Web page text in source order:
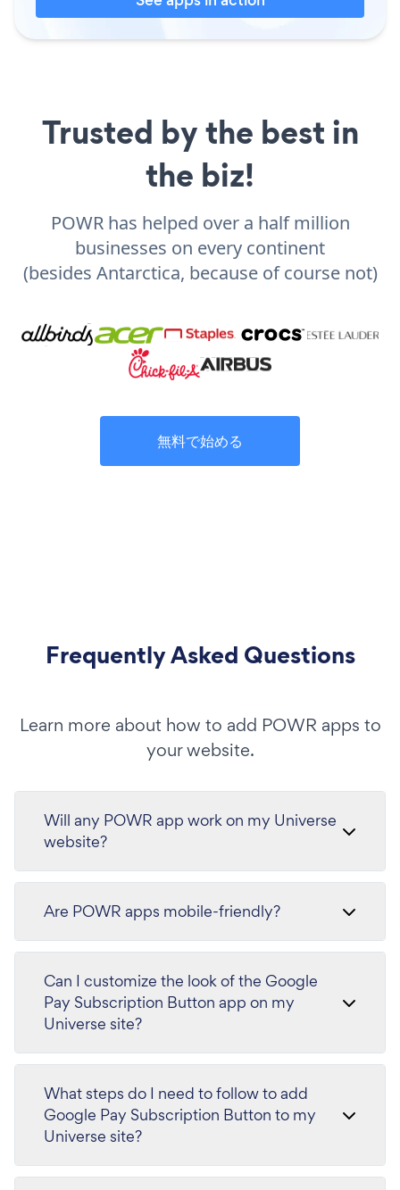
Trusted by the best in
the biz!
POWR has helped over a half million
businesses on every continent
(besides Antarctica, because of course not)
無料で始める
Frequently Asked Questions
Learn more about how to add POWR apps to
your website.
Will any POWR app work on my Universe
website?
Are POWR apps mobile-friendly?
Can I customize the look of the Google
Pay Subscription Button app on my
Universe site?
What steps do I need to follow to add
Google Pay Subscription Button to my
Universe site?